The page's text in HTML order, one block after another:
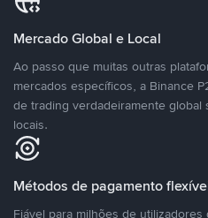
Mercado Global e Local
Ao passo que muitas outras
mercados específicos, a Binance
de trading verdadeiramente global
locais.
Métodos de pagamento
Fiável para milhões de